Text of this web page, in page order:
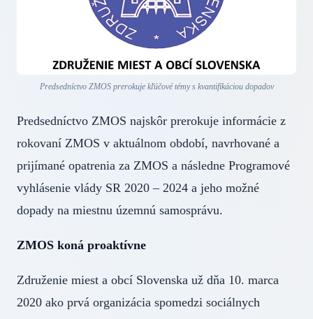
Predsedníctvo ZMOS prerokuje kľúčové témy s kvantifikáciou dopadov
Predsedníctvo ZMOS najskôr prerokuje informácie z
rokovaní ZMOS v aktuálnom období, navrhované a
prijímané opatrenia za ZMOS a následne Programové
vyhlásenie vlády SR 2020 – 2024 a jeho možné
dopady na miestnu územnú samosprávu.
ZMOS koná proaktívne
Združenie miest a obcí Slovenska už dňa 10. marca
2020 ako prvá organizácia spomedzi sociálnych